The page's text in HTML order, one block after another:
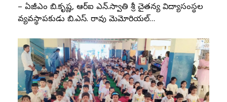
– ఏజీఎం బి.కృష్ణ, ఆర్‌ఐ ఎన్‌.స్వాతి శ్రీ చైతన్య విద్యాసంస్థల
వ్యవస్థాపకుడు బి.ఎస్‌. రావు మెమోరియల్‌…